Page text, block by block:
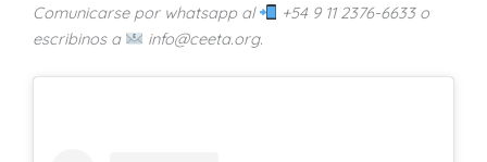
Comunicarse por whatsapp al
+54 9 11 2376-6633 o
escribinos a
info@ceeta.org.